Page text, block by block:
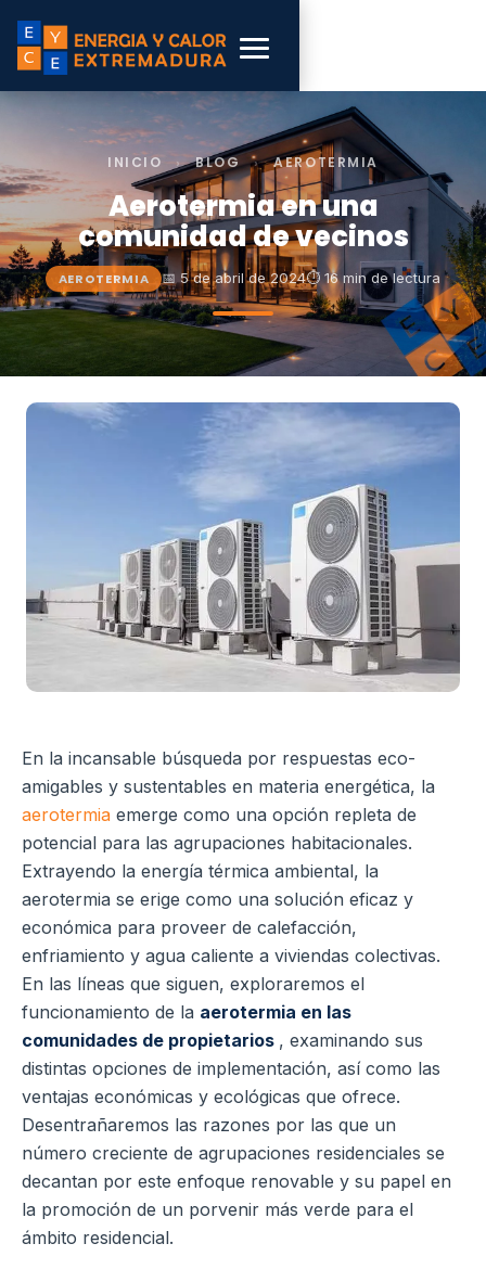
INICIO › BLOG › AEROTERMIA
Aerotermia en una
comunidad de vecinos
AEROTERMIA 📅 5 de abril de 2024⏱ 16 min de lectura
En la incansable búsqueda por respuestas eco-
amigables y sustentables en materia energética, la
aerotermia emerge como una opción repleta de
potencial para las agrupaciones habitacionales.
Extrayendo la energía térmica ambiental, la
aerotermia se erige como una solución eficaz y
económica para proveer de calefacción,
enfriamiento y agua caliente a viviendas colectivas.
En las líneas que siguen, exploraremos el
funcionamiento de la aerotermia en las
comunidades de propietarios , examinando sus
distintas opciones de implementación, así como las
ventajas económicas y ecológicas que ofrece.
Desentrañaremos las razones por las que un
número creciente de agrupaciones residenciales se
decantan por este enfoque renovable y su papel en
la promoción de un porvenir más verde para el
ámbito residencial.